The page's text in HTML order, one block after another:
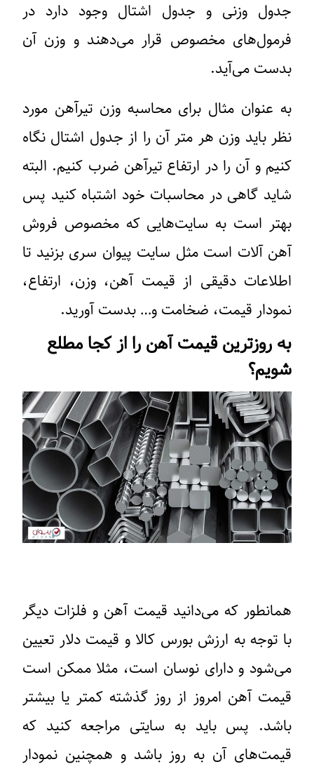
جدول وزنی و جدول اشتال وجود دارد در
فرمول‌های مخصوص قرار می‌دهند و وزن آن
بدست می‌آید.
به عنوان مثال برای محاسبه وزن تیرآهن مورد
نظر باید وزن هر متر آن را از جدول اشتال نگاه
کنیم و آن را در ارتفاع تیرآهن ضرب کنیم. البته
شاید گاهی در محاسبات خود اشتباه کنید پس
بهتر است به سایت‌هایی که مخصوص فروش
آهن آلات است مثل سایت پیوان سری بزنید تا
اطلاعات دقیقی از قیمت آهن، وزن، ارتفاع،
نمودار قیمت، ضخامت و… بدست آورید.
به روزترین قیمت آهن را از کجا مطلع
شویم؟
همانطور که می‌دانید قیمت آهن و فلزات دیگر
با توجه به ارزش بورس کالا و قیمت دلار تعیین
می‌شود و دارای نوسان است، مثلا ممکن است
قیمت آهن امروز از روز گذشته کمتر یا بیشتر
باشد. پس باید به سایتی مراجعه کنید که
قیمت‌های آن به روز باشد و همچنین نمودار